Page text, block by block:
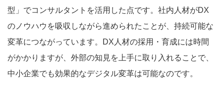
型」でコンサルタントを活用した点です。社内人材がDX
のノウハウを吸収しながら進められたことが、持続可能な
変革につながっています。DX人材の採用・育成には時間
がかかりますが、外部の知見を上手に取り入れることで、
中小企業でも効果的なデジタル変革は可能なのです。